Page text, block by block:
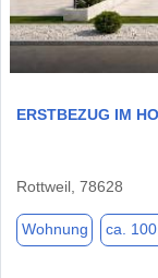
ERSTBEZUG IM
Rottweil, 78628
Wohnung ca.